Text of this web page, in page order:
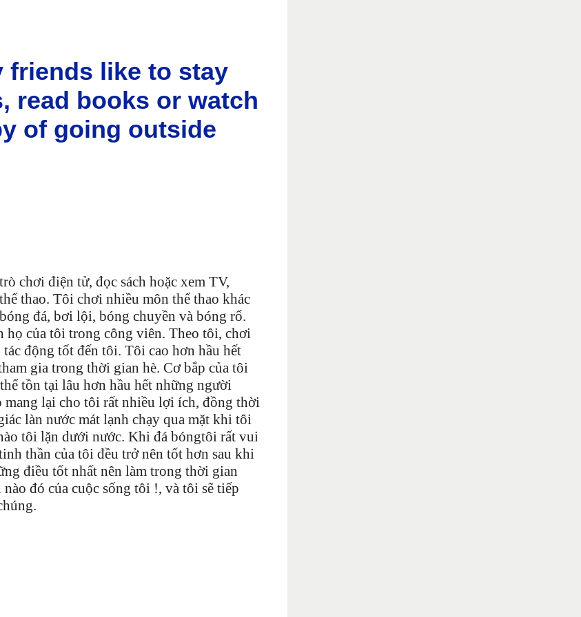
friends like to stay
read books or watch
of going outside
chơi điện tử, đọc sách hoặc xem TV,
thao. Tôi chơi nhiều môn thể thao khác
đá, bơi lội, bóng chuyền và bóng rổ.
của tôi trong công viên. Theo tôi, chơi
động tốt đến tôi. Tôi cao hơn hầu hết
gia trong thời gian hè. Cơ bắp của tôi
tồn tại lâu hơn hầu hết những người
mang lại cho tôi rất nhiều lợi ích, đồng thời
làn nước mát lạnh chạy qua mặt khi tôi
tôi lặn dưới nước. Khi đá bóngtôi rất vui
thần của tôi đều trở nên tốt hơn sau khi
điều tốt nhất nên làm trong thời gian
đó của cuộc sống tôi !, và tôi sẽ tiếp